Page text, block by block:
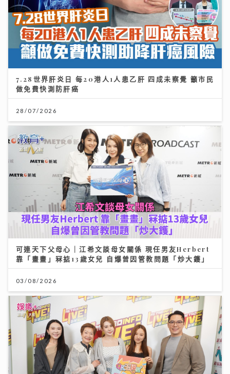
7.28世界肝炎日 每20港人1人患乙肝 四成未察覺 籲市民
做免費快測防肝癌
28/07/2026
可連天下父母心｜江希文談母女關係 現任男友Herbert
靠「畫畫」冧掂13歲女兒 自爆曾因管教問題「炒大鑊」
03/08/2026